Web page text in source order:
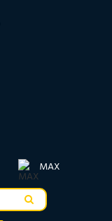
MAX